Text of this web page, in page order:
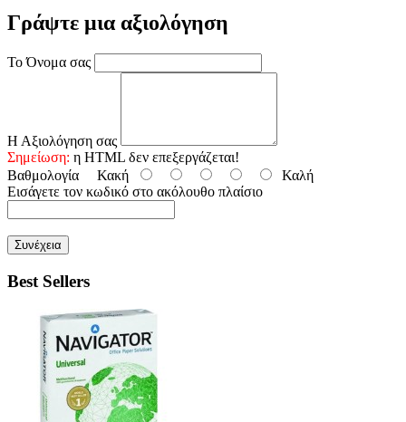
Γράψτε μια αξιολόγηση
Το Όνομα σας
Η Αξιολόγηση σας
Σημείωση: η HTML δεν επεξεργάζεται!
Βαθμολογία Κακή
Καλή
Εισάγετε τον κωδικό στο ακόλουθο πλαίσιο
Συνέχεια
Best Sellers